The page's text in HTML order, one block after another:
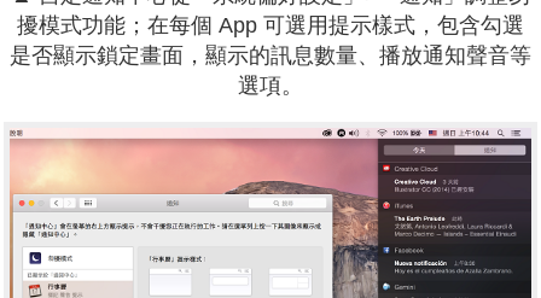
擾模式功能；在每個 App 可選用提示樣式，包含勾選
是否顯示鎖定畫面，顯示的訊息數量、播放通知聲音等
選項。